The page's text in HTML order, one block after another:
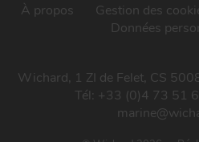
À propos Gestion des
Données
Wichard, 1 ZI de Felet, CS
Tél: +33 (0)4 73 51